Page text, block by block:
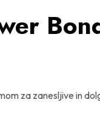
za zanesljive in